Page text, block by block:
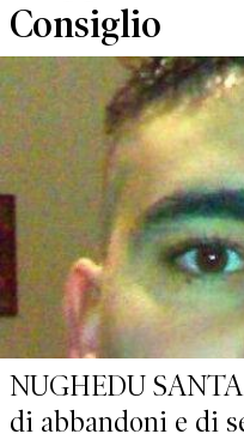
Consiglio
NUGHEDU
di abbandoni e di